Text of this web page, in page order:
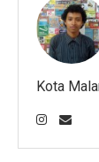
Kota